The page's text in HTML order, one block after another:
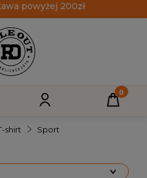
powyżej 200zł
shirt Sport